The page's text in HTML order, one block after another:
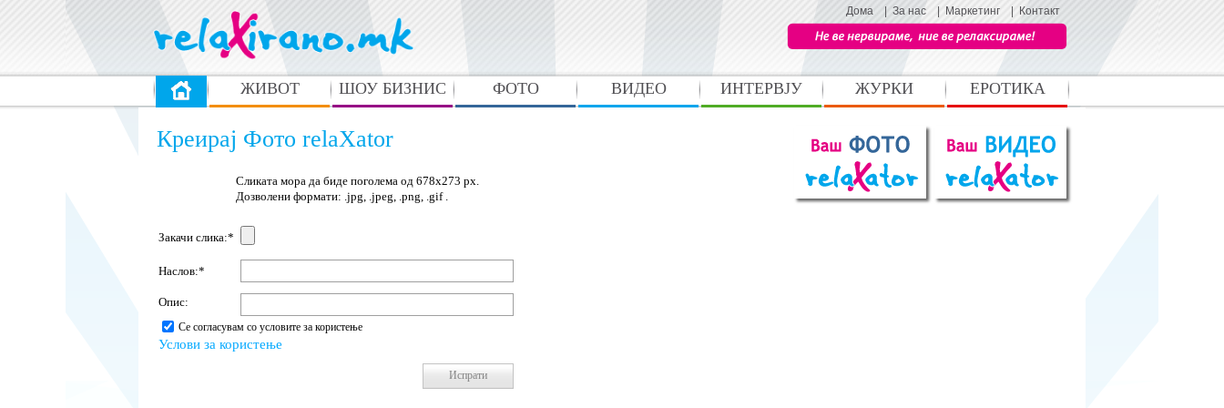
Дома За нас Маркетинг Контакт
ЖИВОТ ШОУ БИЗНИС ФОТО ВИДЕО ИНТЕРВЈУ ЖУРКИ ЕРОТИКА
Креирај Фото relaXator
Сликата мора да биде поголема од 678x273 px.
Дозволени формати: .jpg, .jpeg, .png, .gif .
Закачи слика:*
Наслов:*
Опис:
Се согласувам со условите за користење
Услови за користење
Испрати